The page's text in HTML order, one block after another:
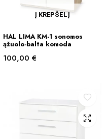
Į KREPŠELĮ
HAL LIMA KM-1 sonomos
ąžuolo-balta komoda
100,00 €